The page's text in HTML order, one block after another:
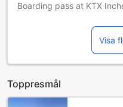
Boarding pass at KTX
It's a 15-minutes drive
You can see mountain
Free WiFi, breakfast.
Visa
Toppresmål